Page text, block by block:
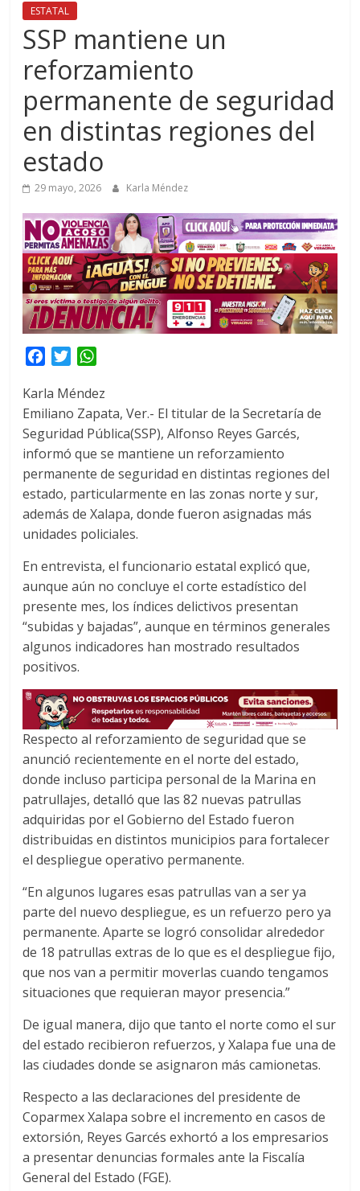
ESTATAL
SSP mantiene un
reforzamiento
permanente de seguridad
en distintas regiones del
estado
29 mayo, 2026 Karla Méndez
c
e
b
o
o
k
T
i
t
t
e
r
a
t
s
A
p
p
Karla Méndez
Emiliano Zapata, Ver.- El titular de la Secretaría de
Seguridad Pública(SSP), Alfonso Reyes Garcés,
informó que se mantiene un reforzamiento
permanente de seguridad en distintas regiones del
estado, particularmente en las zonas norte y sur,
además de Xalapa, donde fueron asignadas más
unidades policiales.
En entrevista, el funcionario estatal explicó que,
aunque aún no concluye el corte estadístico del
presente mes, los índices delictivos presentan
“subidas y bajadas”, aunque en términos generales
algunos indicadores han mostrado resultados
positivos.
Respecto al reforzamiento de seguridad que se
anunció recientemente en el norte del estado,
donde incluso participa personal de la Marina en
patrullajes, detalló que las 82 nuevas patrullas
adquiridas por el Gobierno del Estado fueron
distribuidas en distintos municipios para fortalecer
el despliegue operativo permanente.
“En algunos lugares esas patrullas van a ser ya
parte del nuevo despliegue, es un refuerzo pero ya
permanente. Aparte se logró consolidar alrededor
de 18 patrullas extras de lo que es el despliegue fijo,
que nos van a permitir moverlas cuando tengamos
situaciones que requieran mayor presencia.”
De igual manera, dijo que tanto el norte como el sur
del estado recibieron refuerzos, y Xalapa fue una de
las ciudades donde se asignaron más camionetas.
Respecto a las declaraciones del presidente de
Coparmex Xalapa sobre el incremento en casos de
extorsión, Reyes Garcés exhortó a los empresarios
a presentar denuncias formales ante la Fiscalía
General del Estado (FGE).